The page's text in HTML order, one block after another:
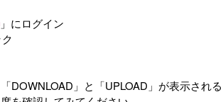
」にログイン
DOWNLOAD」と「UPLOAD」が表示される